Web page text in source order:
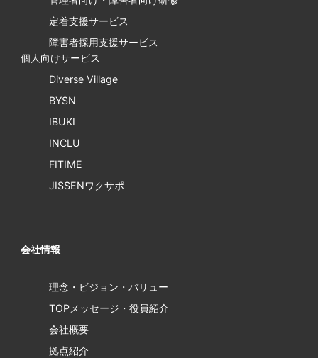
定着支援サービス
障害者採用支援サービス
個人向けサービス
Diverse Village
BYSN
IBUKI
INCLU
FITIME
JISSENワクサポ
会社情報
理念・ビジョン・バリュー
TOPメッセージ・役員紹介
会社概要
拠点紹介